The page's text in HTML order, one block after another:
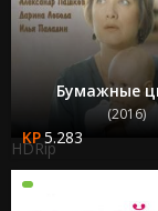
Бумажные
(2016)
5.283
HDRip